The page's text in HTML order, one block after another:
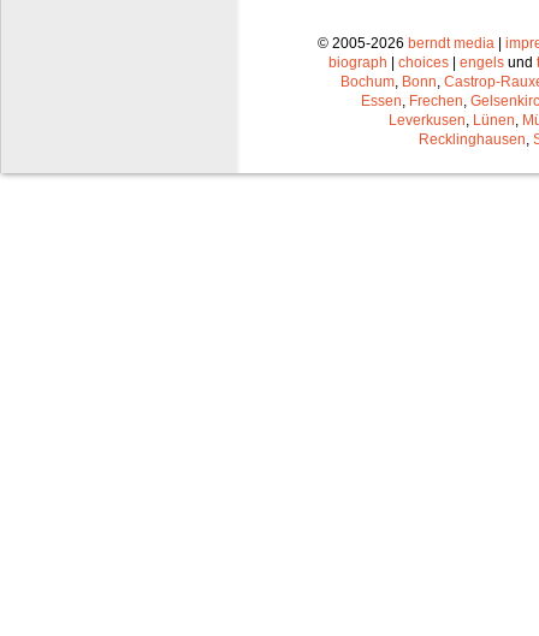
© 2005-2026 berndt media |
biograph | choices | engels und
Bochum Bonn Castrop-
Essen Frechen
Leverkusen Lünen
Recklinghausen